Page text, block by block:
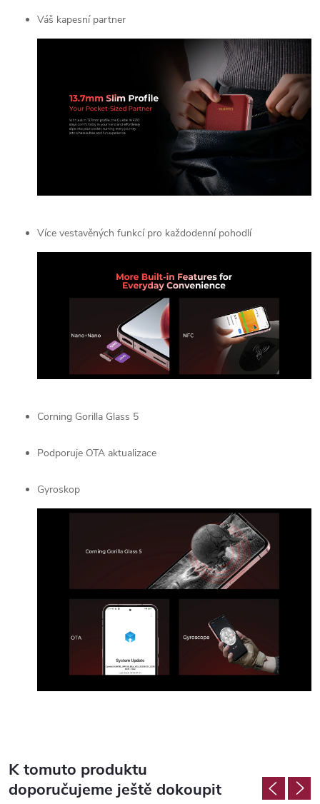
Váš kapesní partner
Více vestavěných funkcí pro každodenní pohodlí
Corning Gorilla Glass 5
Podporuje OTA aktualizace
Gyroskop
K tomuto produktu
doporučujeme ještě dokoupit